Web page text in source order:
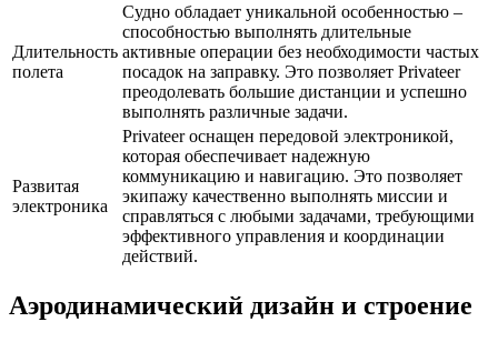
Длительность
полета
Судно обладает уникальной особенностью –
способностью выполнять длительные
активные операции без необходимости частых
посадок на заправку. Это позволяет Privateer
преодолевать большие дистанции и успешно
выполнять различные задачи.
Развитая
электроника
Privateer оснащен передовой электроникой,
которая обеспечивает надежную
коммуникацию и навигацию. Это позволяет
экипажу качественно выполнять миссии и
справляться с любыми задачами, требующими
эффективного управления и координации
действий.
Аэродинамический дизайн и строение